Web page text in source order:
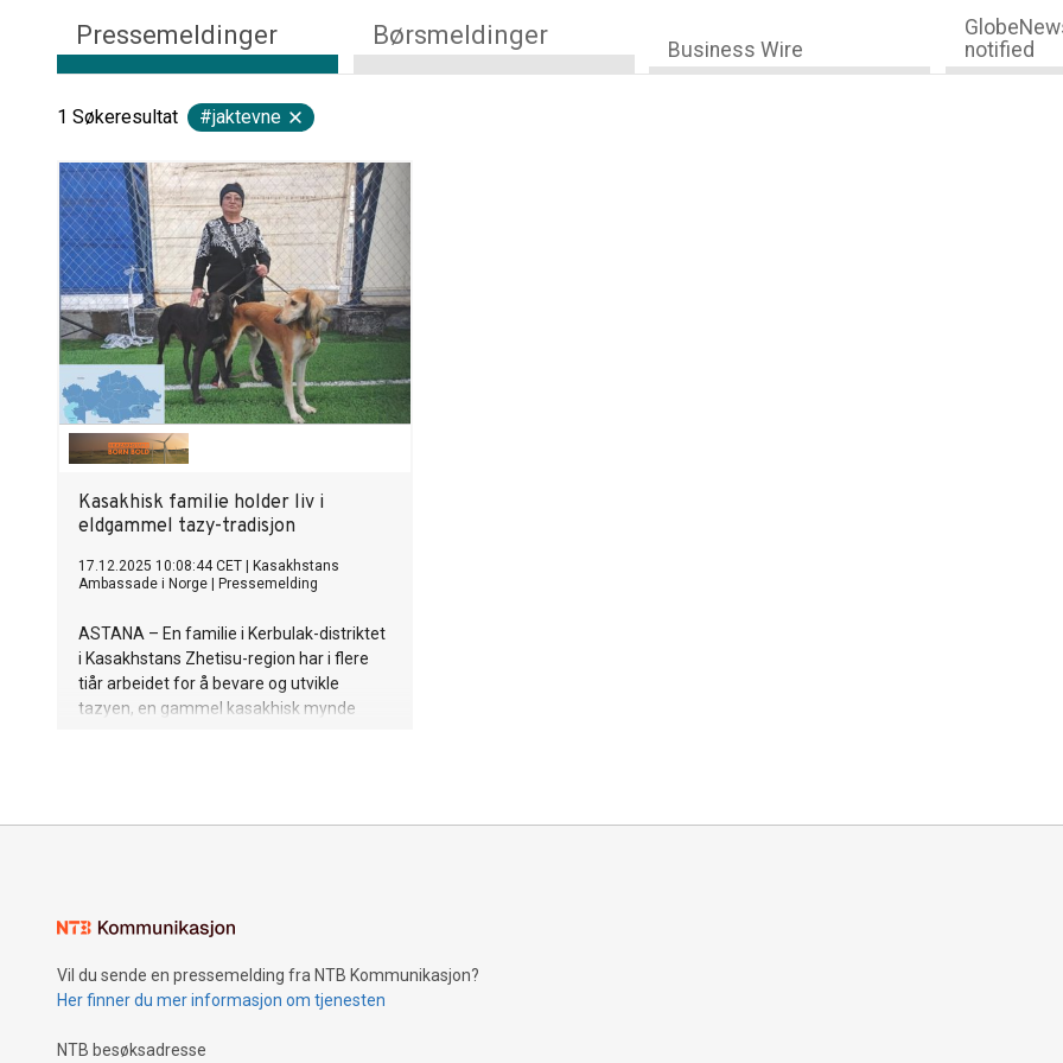
Pressemeldinger Børsmeldinger Business Wire
notified
1 Søkeresultat #jaktevne
Kasakhisk familie holder liv i
eldgammel tazy-tradisjon
17.12.2025 10:08:44 CET
Kasakhstans
Ambassade i Norge
Pressemelding
ASTANA – En familie i Kerbulak-distriktet
i Kasakhstans Zhetisu-region har i flere
tiår arbeidet for å bevare og utvikle
tazyen, en gammel kasakhisk mynde
Vil du sende en pressemelding fra NTB Kommunikasjon?
Her finner du mer informasjon om tjenesten
NTB besøksadresse